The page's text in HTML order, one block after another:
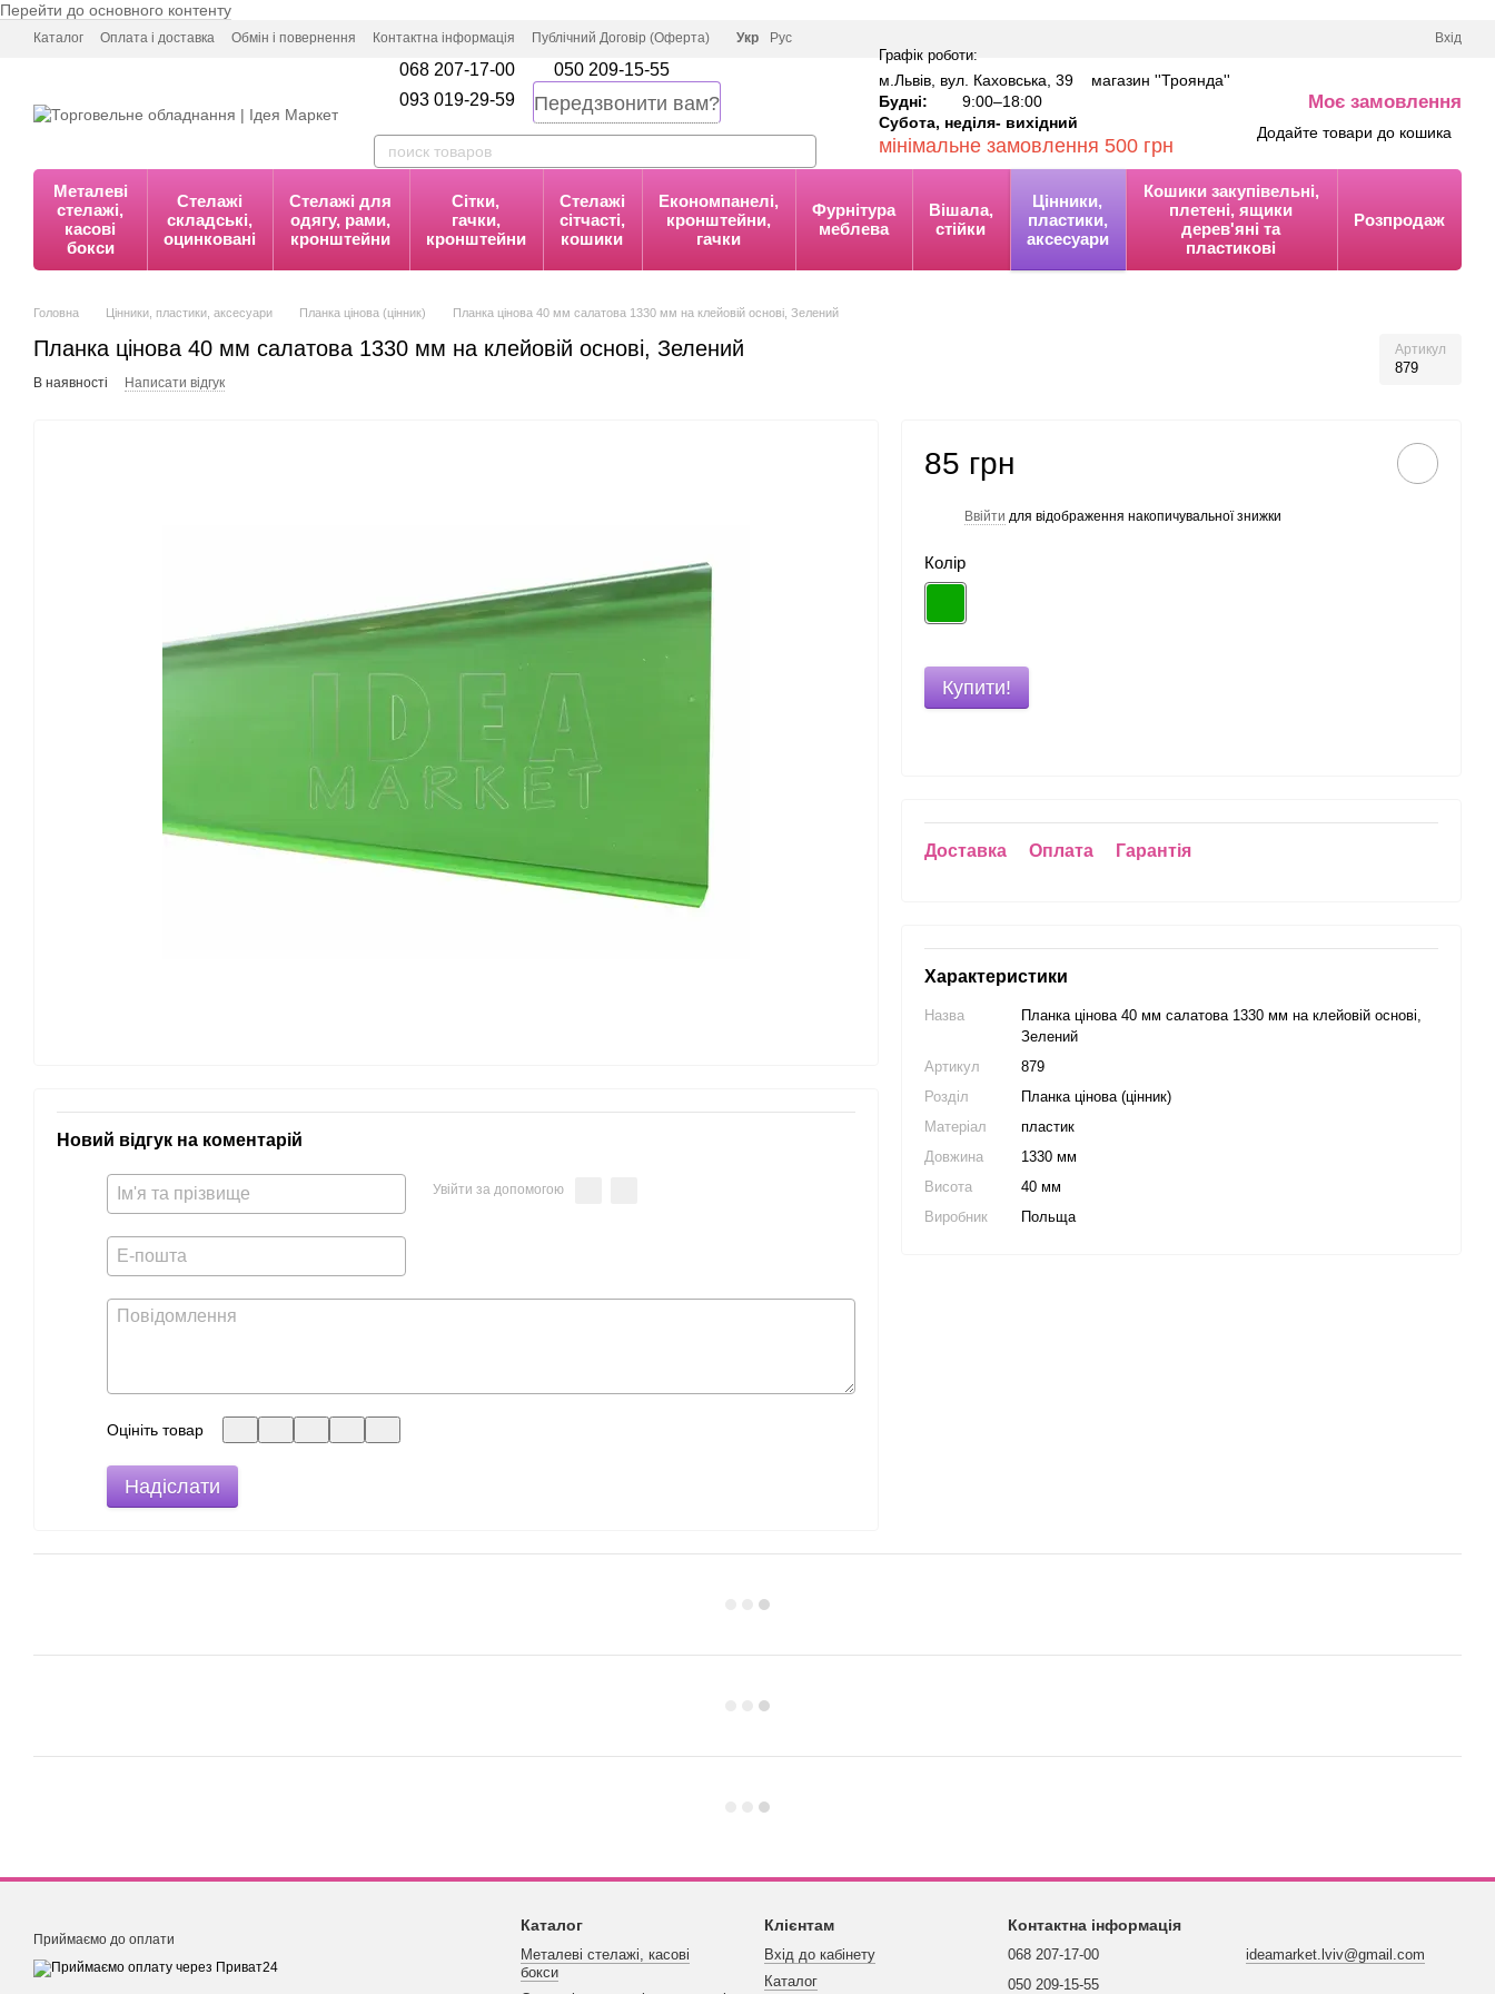
Перейти до основного контенту
Каталог Оплата і доставка Обмін і повернення Контактна інформація Публічний Договір (Оферта) Укр Рус Вхід
068 207-17-00
050 209-15-55
093 019-29-59
Передзвонити вам?
Графік роботи:
м.Львів, вул. Каховська, 39 магазин ''Троянда''
Будні:
9:00–18:00
Субота, неділя- вихідний
мінімальне замовлення 500 грн
Моє замовлення
Додайте товари до кошика
Металеві
стелажі,
касові
бокси
Стелажі
складські,
оцинковані
Стелажі для
одягу, рами,
кронштейни
Сітки,
гачки,
кронштейни
Стелажі
сітчасті,
кошики
Економпанелі,
кронштейни,
гачки
Фурнітура
меблева
Вішала,
стійки
Цінники,
пластики,
аксесуари
Кошики закупівельні,
плетені, ящики
дерев'яні та
пластикові
Розпродаж
Головна Цінники, пластики, аксесуари Планка цінова (цінник) Планка цінова 40 мм салатова 1330 мм на клейовій основі, Зелений
Планка цінова 40 мм салатова 1330 мм на клейовій основі, Зелений Артикул
879
В наявності Написати відгук
Новий відгук на коментарій
Увійти за допомогою
Оцініть товар
Надіслати
85 грн
Ввійти для відображення накопичувальної знижки
Колір
Купити!
Доставка Оплата Гарантія
Характеристики
Назва
Планка цінова 40 мм салатова 1330 мм на клейовій основі,
Зелений
Артикул
879
Розділ
Планка цінова (цінник)
Матеріал
пластик
Довжина
1330 мм
Висота
40 мм
Виробник
Польща
Приймаємо до оплати
Каталог
Металеві стелажі, касові
бокси
Клієнтам
Вхід до кабінету
Каталог
Контактна інформація
068 207-17-00
050 209-15-55
ideamarket.lviv@gmail.com